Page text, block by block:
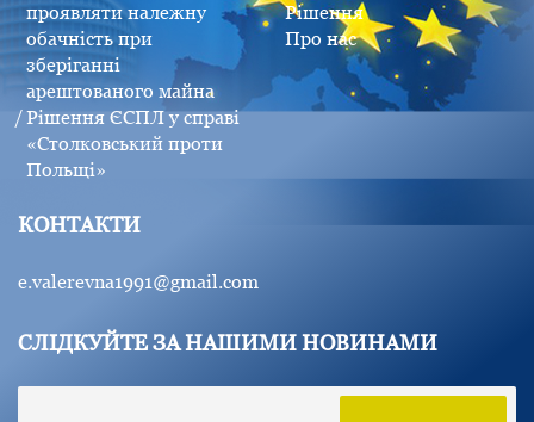
проявляти належну
обачність при
зберіганні
арештованого майна
Рішення ЄСПЛ у справі
«Столковський проти
Польщі»
Рішення
Про нас
КОНТАКТИ
e.valerevna1991@gmail.com
СЛІДКУЙТЕ ЗА НАШИМИ НОВИНАМИ